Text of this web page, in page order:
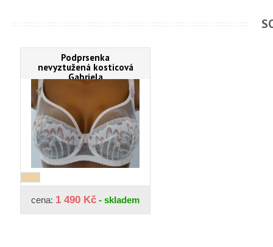
Podprsenka
nevyztužená kosticová
Gabriela
cena: 1 490 Kč - skladem